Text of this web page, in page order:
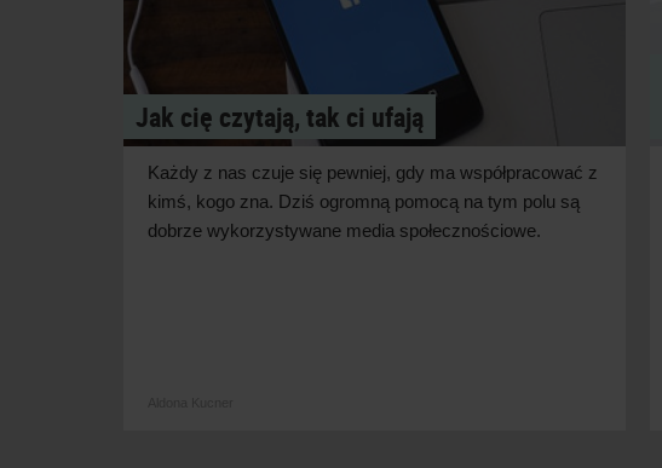
Jak cię czytają, tak ci ufają
Każdy z nas czuje się pewniej, gdy ma współpracować z
kimś, kogo zna. Dziś ogromną pomocą na tym polu są
dobrze wykorzystywane media społecznościowe.